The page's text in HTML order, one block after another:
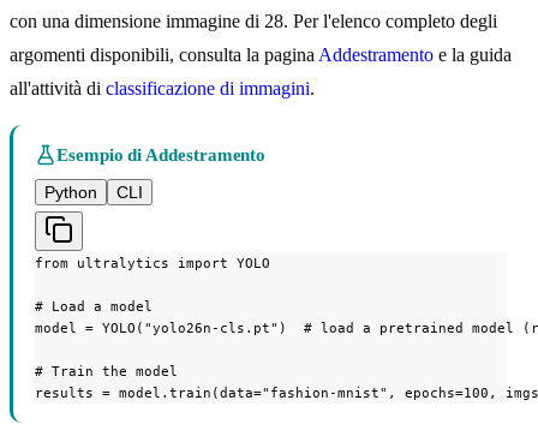
con una dimensione immagine di 28. Per l'elenco completo degli
argomenti disponibili, consulta la pagina Addestramento e la guida
all'attività di classificazione di immagini.
Esempio di Addestramento
Python
CLI
from ultralytics import YOLO
# Load a model
model = YOLO("yolo26n-cls.pt")  # load a pretrained model
# Train the model
results = model.train(data="fashion-mnist", epochs=100,